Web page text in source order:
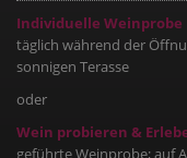
Individuelle Weinprobe
täglich während der
sonnigen Terasse
oder
Wein probieren &
geführte Weinprobe; auf